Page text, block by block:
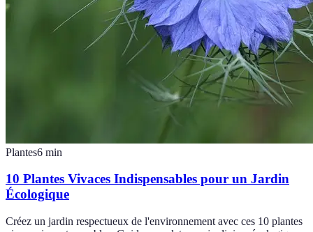
Plantes6 min
10 Plantes Vivaces Indispensables pour un Jardin
Écologique
Créez un jardin respectueux de l'environnement avec ces 10 plantes